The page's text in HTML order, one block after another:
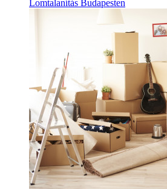
Lomtalanítás Budapesten